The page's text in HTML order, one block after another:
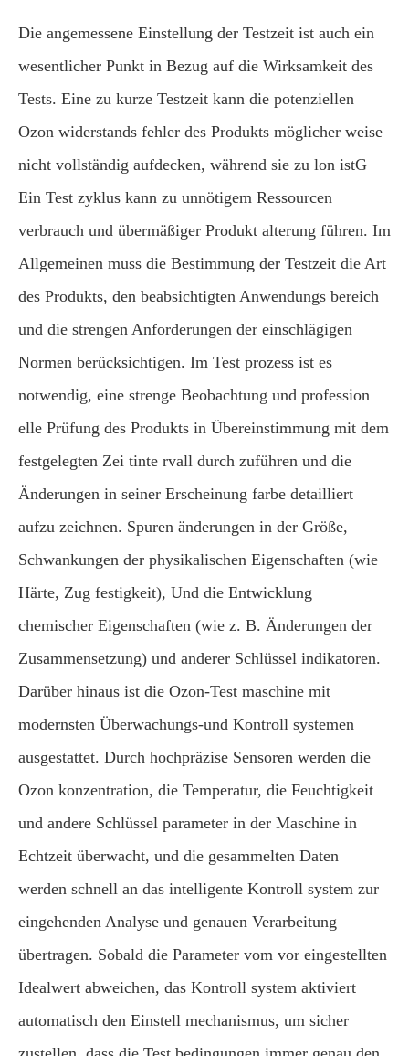
Die angemessene Einstellung der Testzeit ist auch ein
wesentlicher Punkt in Bezug auf die Wirksamkeit des
Tests. Eine zu kurze Testzeit kann die potenziellen
Ozon widerstands fehler des Produkts möglicher weise
nicht vollständig aufdecken, während sie zu lon istG
Ein Test zyklus kann zu unnötigem Ressourcen
verbrauch und übermäßiger Produkt alterung führen. Im
Allgemeinen muss die Bestimmung der Testzeit die Art
des Produkts, den beabsichtigten Anwendungs bereich
und die strengen Anforderungen der einschlägigen
Normen berücksichtigen. Im Test prozess ist es
notwendig, eine strenge Beobachtung und profession
elle Prüfung des Produkts in Übereinstimmung mit dem
festgelegten Zei tinte rvall durch zuführen und die
Änderungen in seiner Erscheinung farbe detailliert
aufzu zeichnen. Spuren änderungen in der Größe,
Schwankungen der physikalischen Eigenschaften (wie
Härte, Zug festigkeit), Und die Entwicklung
chemischer Eigenschaften (wie z. B. Änderungen der
Zusammensetzung) und anderer Schlüssel indikatoren.
Darüber hinaus ist die Ozon-Test maschine mit
modernsten Überwachungs-und Kontroll systemen
ausgestattet. Durch hochpräzise Sensoren werden die
Ozon konzentration, die Temperatur, die Feuchtigkeit
und andere Schlüssel parameter in der Maschine in
Echtzeit überwacht, und die gesammelten Daten
werden schnell an das intelligente Kontroll system zur
eingehenden Analyse und genauen Verarbeitung
übertragen. Sobald die Parameter vom vor eingestellten
Idealwert abweichen, das Kontroll system aktiviert
automatisch den Einstell mechanismus, um sicher